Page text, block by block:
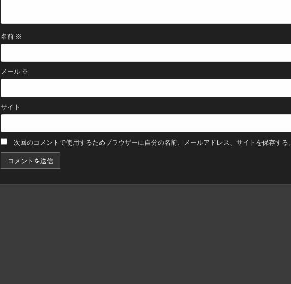
名前 ※
メール ※
サイト
次回のコメントで使用するためブラウザーに自分の名前、メールアドレス、サイトを保存する。